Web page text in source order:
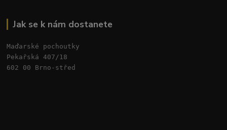
Jak se k nám dostanete
Maďarské pochoutky
Pekařská 407/18
602 00 Brno-střed